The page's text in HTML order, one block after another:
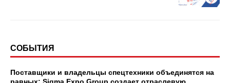
СОБЫТИЯ
Поставщики и владельцы спецтехники объединятся на